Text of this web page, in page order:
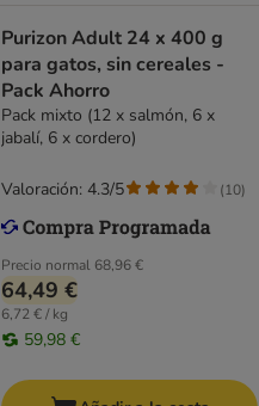
Purizon Adult 24 x 400 g
para gatos, sin cereales -
Pack Ahorro
Pack mixto (12 x salmón, 6 x
jabalí, 6 x cordero)
Precio normal 68,96 €
64,49 €
6,72 € / kg
59,98 €
Valoración: 4.3/5 (10)